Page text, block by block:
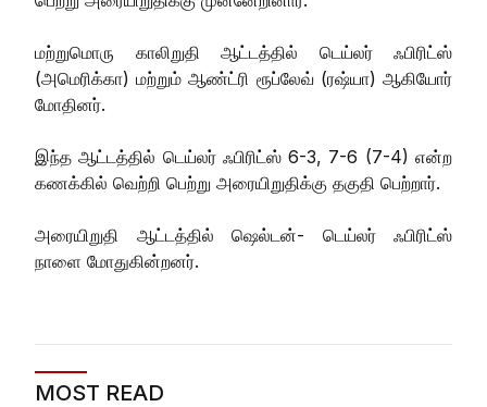
மற்றுமொரு காலிறுதி ஆட்டத்தில் டெய்லர் ஃபிரிட்ஸ்
(அமெரிக்கா) மற்றும் ஆண்ட்ரி ரூப்லேவ் (ரஷ்யா) ஆகியோர்
மோதினர்.
இந்த ஆட்டத்தில் டெய்லர் ஃபிரிட்ஸ் 6-3, 7-6 (7-4) என்ற
கணக்கில் வெற்றி பெற்று அரையிறுதிக்கு தகுதி பெற்றார்.
அரையிறுதி ஆட்டத்தில் ஷெல்டன்- டெய்லர் ஃபிரிட்ஸ்
நாளை மோதுகின்றனர்.
MOST READ